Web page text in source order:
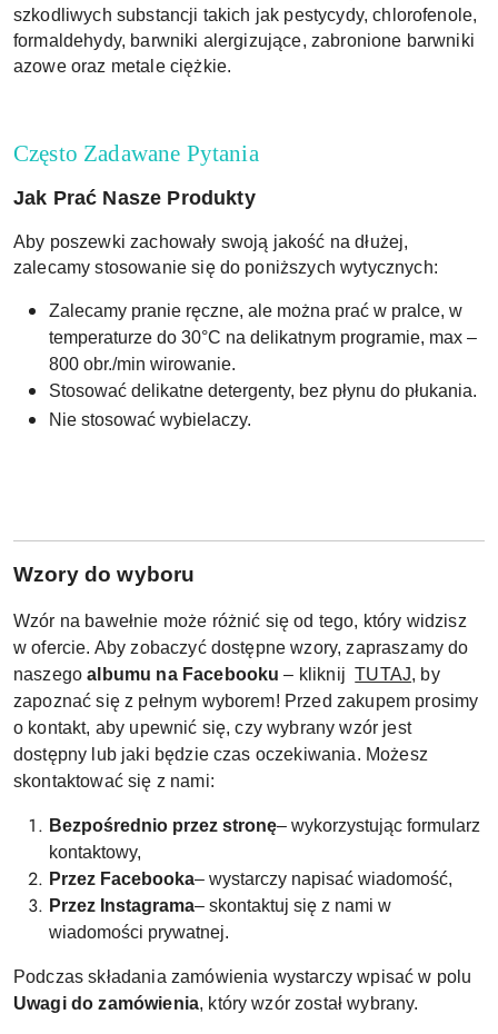
szkodliwych substancji takich jak pestycydy, chlorofenole,
formaldehydy, barwniki alergizujące, zabronione barwniki
azowe oraz metale ciężkie.
Często Zadawane Pytania
Jak Prać Nasze Produkty
Aby poszewki zachowały swoją jakość na dłużej,
zalecamy stosowanie się do poniższych wytycznych:
Zalecamy pranie ręczne, ale można prać w pralce, w
temperaturze do 30°C na delikatnym programie, max –
800 obr./min wirowanie.
Stosować delikatne detergenty, bez płynu do płukania.
Nie stosować wybielaczy.
Wzory do wyboru
Wzór na bawełnie może różnić się od tego, który widzisz
w ofercie. Aby zobaczyć dostępne wzory, zapraszamy do
naszegoalbumu na Facebooku – kliknij TUTAJ, by
zapoznać się z pełnym wyborem! Przed zakupem prosimy
o kontakt, aby upewnić się, czy wybrany wzór jest
dostępny lub jaki będzie czas oczekiwania. Możesz
skontaktować się z nami:
Bezpośrednio przez stronę– wykorzystując formularz
kontaktowy,
Przez Facebooka– wystarczy napisać wiadomość,
Przez Instagrama– skontaktuj się z nami w
wiadomości prywatnej.
Podczas składania zamówienia wystarczy wpisać w polu
Uwagi do zamówienia, który wzór został wybrany.